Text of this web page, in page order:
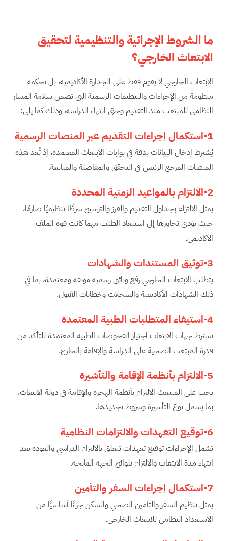
ما الشروط الإجرائية والتنظيمية لتحقيق
الابتعاث الخارجي؟
الابتعاث الخارجي لا يقوم فقط على الجدارة الأكاديمية، بل تحكمه
منظومة من الإجراءات والتنظيمات الرسمية التي تضمن سلامة المسار
النظامي للمبتعث منذ التقديم وحتى انتهاء الدراسة، وذلك كما يلي:
1-استكمال إجراءات التقديم عبر المنصات الرسمية
يُشترط إدخال البيانات بدقة في بوابات الابتعاث المعتمدة، إذ تُعد هذه
المنصات المرجع الرئيس في التحقق والمفاضلة والمتابعة.
2-الالتزام بالمواعيد الزمنية المحددة
يمثل الالتزام بجداول التقديم والفرز والترشيح شرطًا تنظيميًا صارمًا،
حيث يؤدي تجاوزها إلى استبعاد الطلب مهما كانت قوة الملف
الأكاديمي.
3-توثيق المستندات والشهادات
يتطلب الابتعاث الخارجي رفع وثائق رسمية موثقة ومعتمدة، بما في
ذلك الشهادات الأكاديمية والسجلات وخطابات القبول.
4-استيفاء المتطلبات الطبية المعتمدة
تشترط جهات الابتعاث اجتياز الفحوصات الطبية المعتمدة للتأكد من
قدرة المبتعث الصحية على الدراسة والإقامة بالخارج.
5-الالتزام بأنظمة الإقامة والتأشيرة
يجب على المبتعث الالتزام بأنظمة الهجرة والإقامة في دولة الابتعاث،
بما يشمل نوع التأشيرة وشروط تجديدها.
6-توقيع التعهدات والالتزامات النظامية
تشمل الإجراءات توقيع تعهدات تتعلق بالالتزام الدراسي والعودة بعد
انتهاء مدة الابتعاث والالتزام بلوائح الجهة المانحة.
7-استكمال إجراءات السفر والتأمين
يمثل تنظيم السفر والتأمين الصحي والسكن جزءًا أساسيًا من
الاستعداد النظامي للابتعاث الخارجي.